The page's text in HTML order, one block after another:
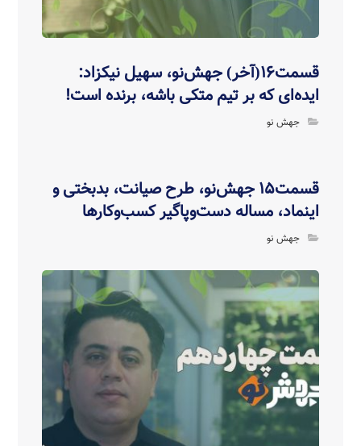
قسمت۱۶(آخر) جهش‌نو، سهیل نیکزاد:
ایده‌ای که بر تیم متکی باشه، برنده است!
جهش نو
قسمت۱۵ جهش‌نو، طرح صیانت، بدبختی و
اینماد، مساله دست‌وپاگیر کسب‌وکارها
جهش نو